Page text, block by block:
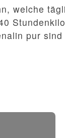
welche
pur